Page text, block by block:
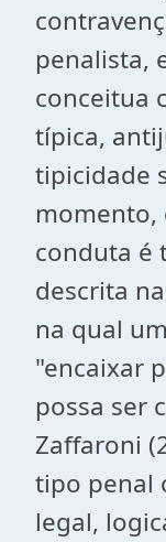
penalista,
conceitua
típica,
tipicidade
momento,
conduta é
descrita
na qual
"encaixar
possa ser
Zaffaroni
tipo penal
legal,